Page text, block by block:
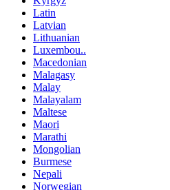
Latin
Latvian
Lithuanian
Luxembou..
Macedonian
Malagasy
Malay
Malayalam
Maltese
Maori
Marathi
Mongolian
Burmese
Nepali
Norwegian